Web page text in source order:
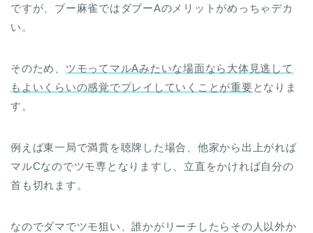
ですが、ブー麻雀ではダブーAのメリットがめっちゃデカ
い。
そのため、 ツモってマルAみたいな場面なら大体見逃して
もよいくらいの感覚でプレイしていくことが重要となりま
す。
例えば東一局で満貫を聴牌した場合、他家から出上がれば
マルCなのでツモ専となりますし、立直をかければ自分の
首も切れます。
なのでダマでツモ狙い、誰かがリーチしたらその人以外か